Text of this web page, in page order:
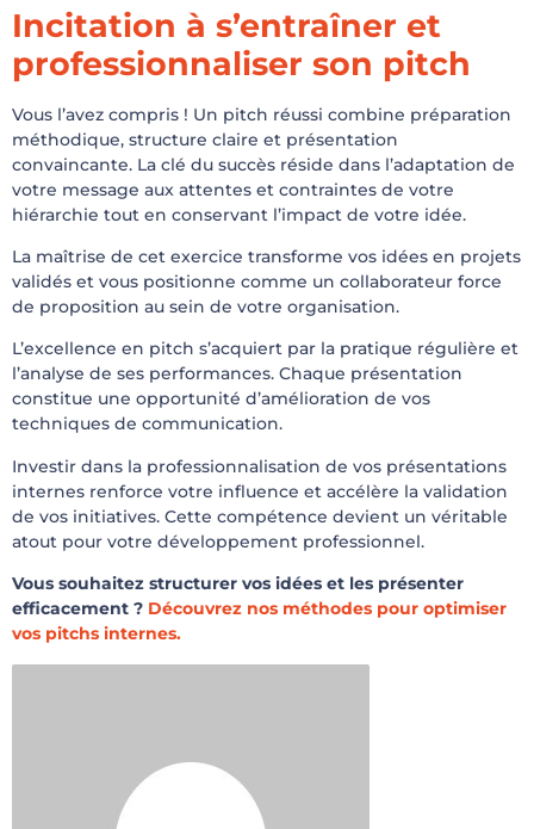
Incitation à s’entraîner et
professionnaliser son pitch
Vous l’avez compris ! Un pitch réussi combine préparation
méthodique, structure claire et présentation
convaincante. La clé du succès réside dans l’adaptation de
votre message aux attentes et contraintes de votre
hiérarchie tout en conservant l’impact de votre idée.
La maîtrise de cet exercice transforme vos idées en projets
validés et vous positionne comme un collaborateur force
de proposition au sein de votre organisation.
L’excellence en pitch s’acquiert par la pratique régulière et
l’analyse de ses performances. Chaque présentation
constitue une opportunité d’amélioration de vos
techniques de communication.
Investir dans la professionnalisation de vos présentations
internes renforce votre influence et accélère la validation
de vos initiatives. Cette compétence devient un véritable
atout pour votre développement professionnel.
Vous souhaitez structurer vos idées et les présenter
efficacement ? Découvrez nos méthodes pour optimiser
vos pitchs internes.